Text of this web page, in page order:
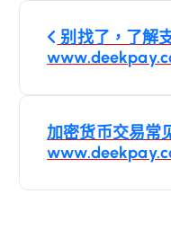
文
章
覽
别找了，了解
加密货币交易常